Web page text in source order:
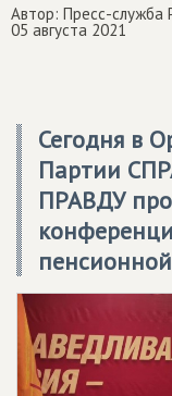
Автор: Пресс-служба
05 августа 2021
Сегодня в
Партии
ПРАВДУ